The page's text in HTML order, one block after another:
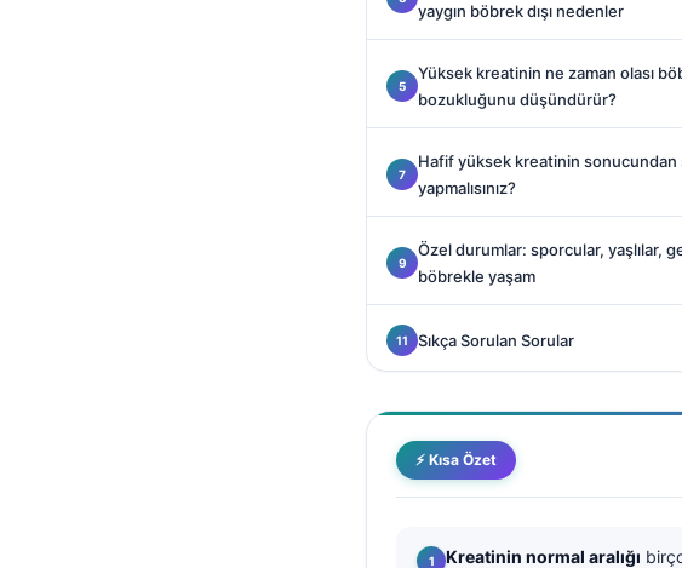
yaygın böbrek dışı nedenler
Yüksek kreatinin ne zaman olası
bozukluğunu düşündürür?
Hafif yüksek kreatinin sonucundan
yapmalısınız?
Özel durumlar: sporcular, yaşlılar,
böbrekle yaşam
Sıkça Sorulan Sorular
⚡ Kısa Özet
Kreatinin normal aralığı